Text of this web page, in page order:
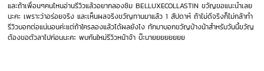
และถ้าเพื่อนๆคนไหนอ่านรีวิวแล้วอยากลองชิม BELLUXECOLLASTIN ขวัญขอแนะนำเลย
นะคะ เพราะว่าอร่อยจริง และเห็นผลจริงขวัญทานมาแล้ว 1 สัปดาห์ ถ้าไม่ดีจริงก็ไม่กล้าทำ
รีวิวบอกต่อแน่นอนค่ะแต่ถ้าใครลองแล้วได้ผลยังไง ทักมาบอกขวัญบ้างน้าสำหรับวันนี้ขวัญ
ต้องขอตัวลาไปก่อนนะคะ พบกันใหม่รีวิวหน้าจ้า บ๊ะบายยยยยยยย